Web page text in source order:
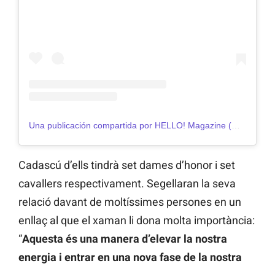
Cadascú d’ells tindrà set dames d’honor i set
cavallers respectivament. Segellaran la seva
relació davant de moltíssimes persones en un
enllaç al que el xaman li dona molta importància:
“Aquesta és una manera d’elevar la nostra
energia i entrar en una nova fase de la nostra